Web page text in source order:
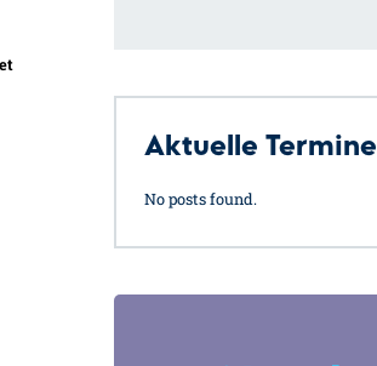
Aktuelle Termine
No posts found.